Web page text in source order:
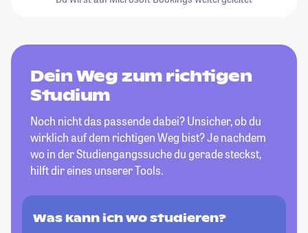
Dein Weg zum richtigen
Studium
Noch nicht das passende dabei? Unsicher, ob du
wirklich auf dem richtigen Weg bist? Je nachdem
wo in der Studiengangssuche du gerade steckst,
hilft dir eines unserer Tools.
Was kann ich wo studieren?